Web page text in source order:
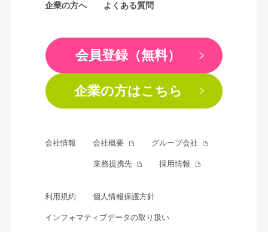
企業の方へ よくある質問
会員登録（無料）
企業の方はこちら
会社情報 会社概要 グループ会社
業務提携先 採用情報
利用規約 個人情報保護方針
インフォマティブデータの取り扱い